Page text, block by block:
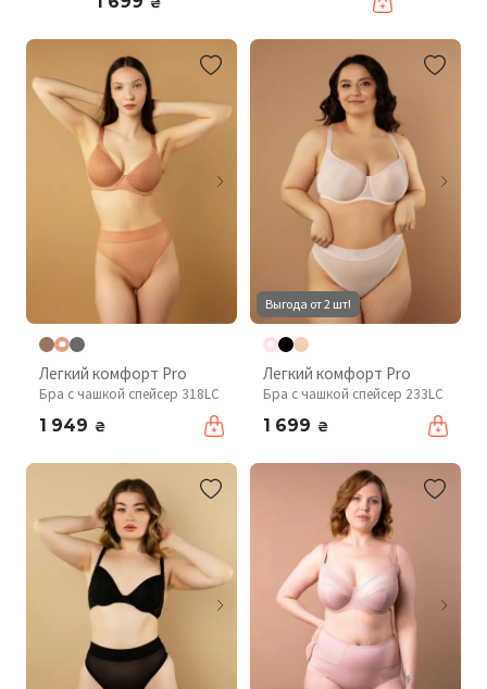
Легкий комфорт Pro
Бра с чашкой спейсер 318LC
1 949 ₴
Выгода от 2 шт!
Легкий комфорт Pro
Бра с чашкой спейсер 233LC
1 699 ₴